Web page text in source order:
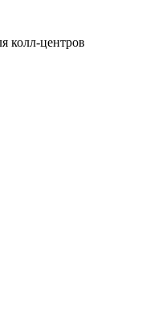
колл-центров